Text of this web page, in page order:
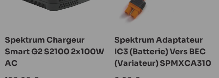
Spektrum Chargeur
Smart G2 S2100 2x100W
AC
Spektrum Adaptateur
IC3 (Batterie) Vers BEC
(Variateur) SPMXCA310